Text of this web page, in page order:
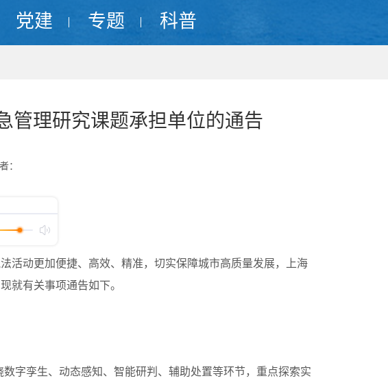
党建 专题 科普
管理研究课题承担单位的通告
：
动更加便捷、高效、精准，切实保障城市高质量发展，上海
就有关事项通告如下。
字孪生、动态感知、智能研判、辅助处置等环节，重点探索实